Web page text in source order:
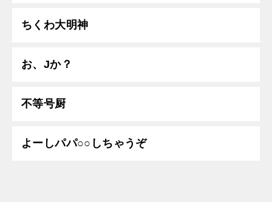
ちくわ大明神
お、Jか？
不等号厨
よーしパパ○○しちゃうぞ